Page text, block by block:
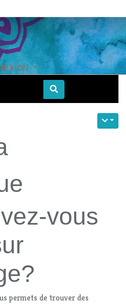
vous
permets de trouver des